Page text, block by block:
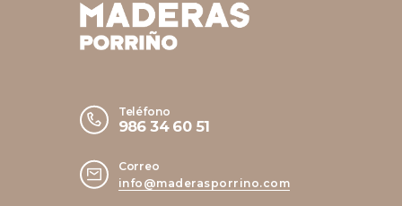
Teléfono
986 34 60 51
Correo
info@maderasporrino.com